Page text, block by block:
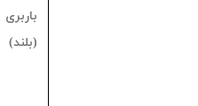
باربری
(بلند)